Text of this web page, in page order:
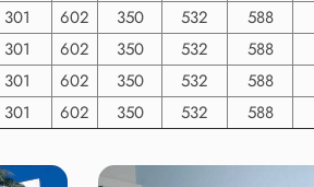
301 602 350 532 588
301 602 350 532 588
301 602 350 532 588
301 602 350 532 588